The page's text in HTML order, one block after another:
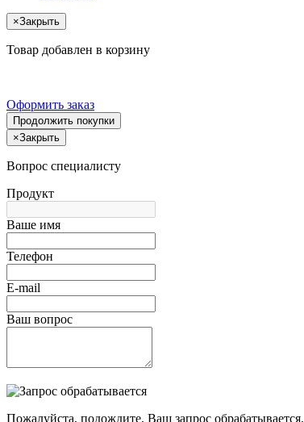
×Закрыть
Товар добавлен в корзину
Оформить заказ
Продолжить покупки
×Закрыть
Вопрос специалисту
Продукт
Ваше имя
Телефон
E-mail
Ваш вопрос
Пожалуйста, подождите, Ваш запрос обрабатывается.